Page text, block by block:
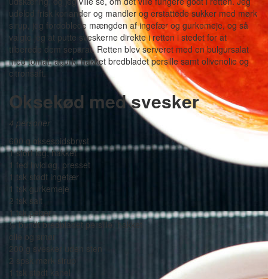
udelod frisk koriander og mandler og erstattede sukker med mørk
sirup, jeg fordoblede mængden af ingefær og gurkemeje, og så
valgte jeg at putte sveskerne direkte i retten i stedet for at
tilberede dem separat. Retten blev serveret med en bulgursalat
med tomat, agurk, hakket bredbladet persille samt olivenolie og
citronsaft.
Oksekød med svesker
4 personer
600 g oksespidsbryst
1 stort løg, hakket
1 fed hvidløg, presset
1 tsk stødt ingefær
1 tsk gurkemeje
2 tsk salt
1 tsk peber
½ bundt bredbladet persille, hakket
olie og smør
200 g svesker uden sten
2 spsk mørk sirup
1 tsk stødt kanel